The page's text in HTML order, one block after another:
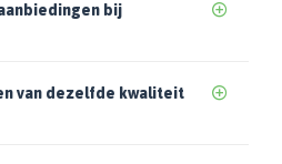
bij
van dezelfde kwaliteit